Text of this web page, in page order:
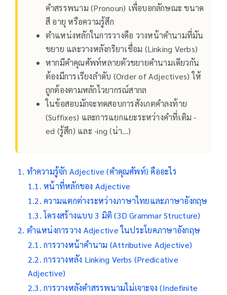
คำสรรพนาม (Pronoun) เพื่อบอกลักษณะ ขนาด
สี อายุ หรือความรู้สึก
ตำแหน่งหลักในการวางคือ วางหน้าคำนามที่มัน
ขยาย และวางหลังกริยาเชื่อม (Linking Verbs)
หากมีคำคุณศัพท์หลายตัวขยายคำนามเดียวกัน
ต้องมีการเรียงลำดับ (Order of Adjectives) ให้
ถูกต้องตามหลักไวยากรณ์สากล
ในข้อสอบมักจะทดสอบการสังเกตคำลงท้าย
(Suffixes) และการแยกแยะระหว่างคำที่เติม -
ed (รู้สึก) และ -ing (น่า…)
ทำความรู้จัก Adjective (คำคุณศัพท์) คืออะไร
หน้าที่หลักของ Adjective
ความแตกต่างระหว่างภาษาไทยและภาษาอังกฤษ
โครงสร้างแบบ 3 มิติ (3D Grammar Structure)
ตำแหน่งการวาง Adjective ในประโยคภาษาอังกฤษ
การวางหน้าคำนาม (Attributive Adjective)
การวางหลัง Linking Verbs (Predicative
Adjective)
การวางหลังคำสรรพนามไม่เจาะจง (Indefinite